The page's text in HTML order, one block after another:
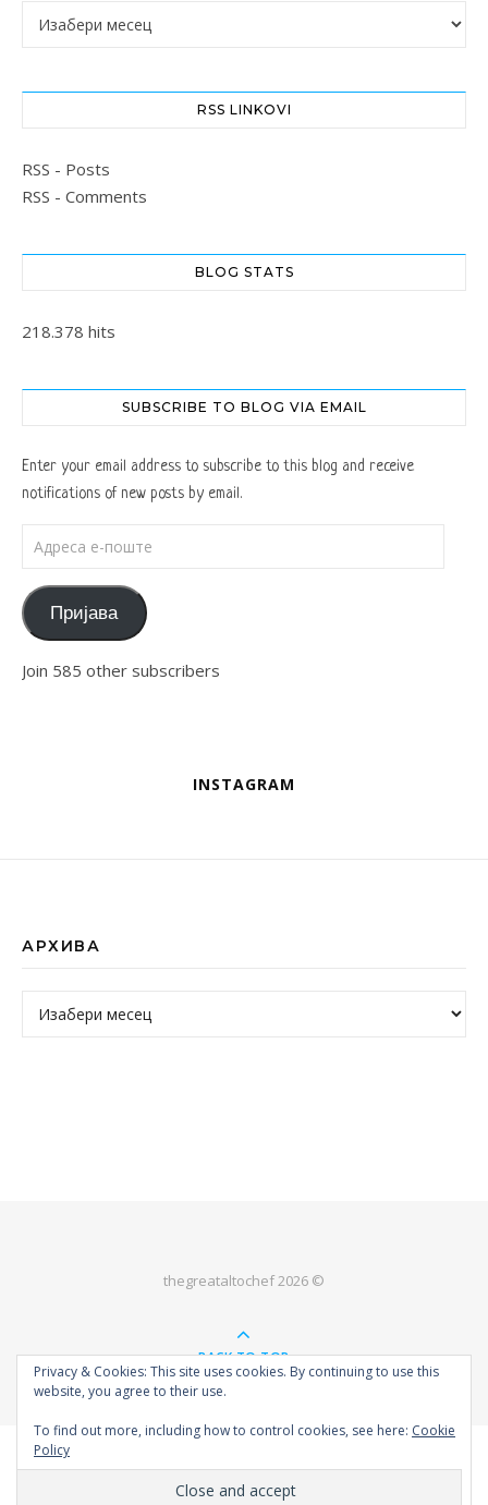
Архиве
RSS LINKOVI
RSS - Posts
RSS - Comments
BLOG STATS
218.378 hits
SUBSCRIBE TO BLOG VIA EMAIL
Enter your email address to subscribe to this blog and receive
notifications of new posts by email.
Пријава
Join 585 other subscribers
INSTAGRAM
АРХИВА
Архива
thegreataltochef 2026 ©
BACK TO TOP
Privacy & Cookies: This site uses cookies. By continuing to use this
website, you agree to their use.
To find out more, including how to control cookies, see here: Cookie
Policy